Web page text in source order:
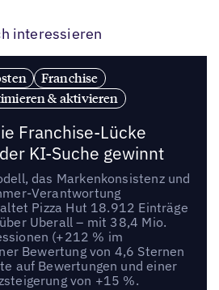
interessieren
Franchise
& aktivieren
Franchise-Lücke
KI-Suche gewinnt
das Markenkonsistenz und
Verantwortung
Pizza Hut 18.912 Einträge
Uberall – mit 38,4 Mio.
(+212 % im
Bewertung von 4,6 Sternen
auf Bewertungen und einer
von +15 %.